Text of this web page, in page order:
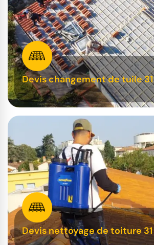
Devis changement de tuile 31
Devis nettoyage de toiture 31